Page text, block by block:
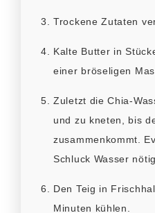
Trockene Zutaten
Kalte Butter in
einer bröseligen
Zuletzt die Chia-
und zu kneten, bis
zusammenkommt.
Schluck Wasser
Den Teig in
Minuten kühlen.